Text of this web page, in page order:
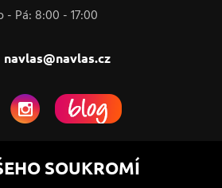
- Pá: 8:00 - 17:00
navlas@navlas.cz
- Vlasová kosmetika
e-shopu a prodejen
SOUKROMÍ